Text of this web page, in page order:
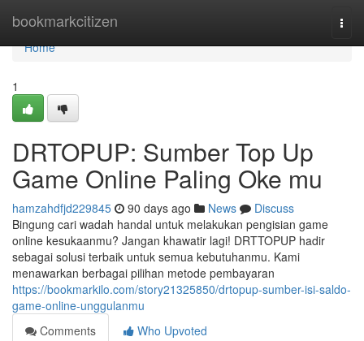
bookmarkcitizen
Home
Home
1
DRTOPUP: Sumber Top Up
Game Online Paling Oke mu
hamzahdfjd229845 90 days ago News
Discuss
Bingung cari wadah handal untuk melakukan pengisian game
online kesukaanmu? Jangan khawatir lagi! DRTTOPUP hadir
sebagai solusi terbaik untuk semua kebutuhanmu. Kami
menawarkan berbagai pilihan metode pembayaran
https://bookmarkilo.com/story21325850/drtopup-sumber-isi-saldo-
game-online-unggulanmu
Comments
Who Upvoted